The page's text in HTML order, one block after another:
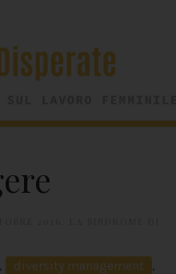
, diversity management
,